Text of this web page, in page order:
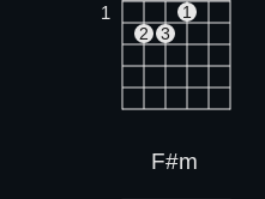
1
1
2
3
F#m